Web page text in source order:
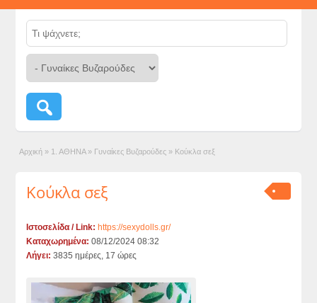
Αρχική » 1. ΑΘΗΝΑ » Γυναίκες Βυζαρούδες » Κούκλα σεξ
Κούκλα σεξ
Ιστοσελίδα / Link: https://sexydolls.gr/
Καταχωρημένα: 08/12/2024 08:32
Λήγει: 3835 ημέρες, 17 ώρες